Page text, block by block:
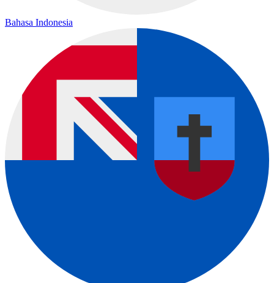
Bahasa Indonesia